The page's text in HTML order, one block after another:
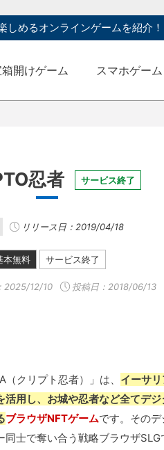
しめるオンラインゲームを紹介！
開けゲーム スマホゲーム
忍者 サービス終了
リリース日：2019/04/18
本無料 サービス終了
2025/12/10 投稿日：2018/06/13
（クリプト忍者）」は、 イーサ
活用し、お城や忍者など全てデ
ブラウザNFTゲームです。その
士で奪い合う戦略ブラウザSLG